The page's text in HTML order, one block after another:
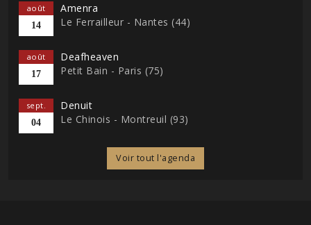
août
14
Amenra
Le Ferrailleur - Nantes (44)
août
17
Deafheaven
Petit Bain - Paris (75)
sept.
04
Denuit
Le Chinois - Montreuil (93)
Voir tout l'agenda